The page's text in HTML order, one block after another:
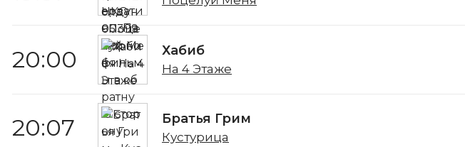
20:00 Хабиб
На 4 Этаже
20:07 Братья Грим
Кустурица